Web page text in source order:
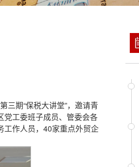
三期“保税大讲堂”，邀请青
党工委班子成员、管委会各
工作人员，40家重点外贸企